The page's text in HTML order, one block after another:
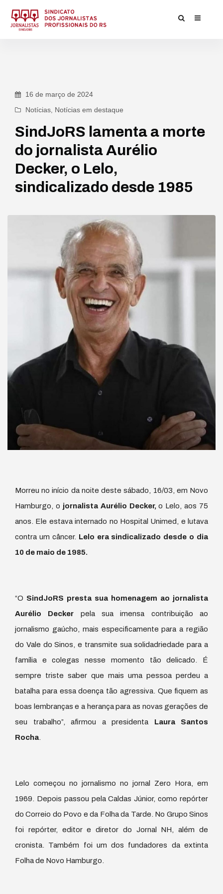
16 de março de 2024
Notícias, Notícias em destaque
SindJoRS lamenta a morte
do jornalista Aurélio
Decker, o Lelo,
sindicalizado desde 1985
Morreu no início da noite deste sábado, 16/03, em Novo
Hamburgo, o jornalista Aurélio Decker, o Lelo, aos 75
anos. Ele estava internado no Hospital Unimed, e lutava
contra um câncer. Lelo era sindicalizado desde o dia
10 de maio de 1985.
“O SindJoRS presta sua homenagem ao jornalista
Aurélio Decker pela sua imensa contribuição ao
jornalismo gaúcho, mais especificamente para a região
do Vale do Sinos, e transmite sua solidadriedade para a
família e colegas nesse momento tão delicado. É
sempre triste saber que mais uma pessoa perdeu a
batalha para essa doença tão agressiva. Que fiquem as
boas lembranças e a herança para as novas gerações de
seu trabalho”, afirmou a presidenta Laura Santos
Rocha
Lelo começou no jornalismo no jornal Zero Hora, em
1969. Depois passou pela Caldas Júnior, como repórter
do Correio do Povo e da Folha da Tarde. No Grupo Sinos
foi repórter, editor e diretor do Jornal NH, além de
cronista. Também foi um dos fundadores da extinta
Folha de Novo Hamburgo.